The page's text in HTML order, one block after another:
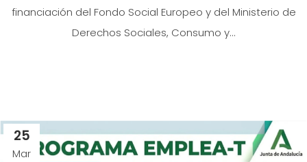
financiación del Fondo Social Europeo y del Ministerio de
Derechos Sociales, Consumo y...
25
Mar